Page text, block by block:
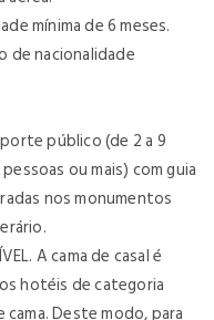
mínima de 6 meses.
de nacionalidade
público (de 2 a 9
ou mais) com guia
nos monumentos
A cama de casal é
hotéis de categoria
Deste modo, para